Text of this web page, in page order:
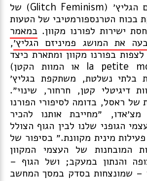
תיאוריית פמיניזם הגליץ׳ (Glitch Feminism) של
בכוח הטרנספורמטיבי של הטעות
ישירות לפורנו מקוון. במאמר
את המושג פמיניזם הגליץ׳,
בפורנו מקוון ומתארת כיצד
האורגזמה, (la petite mort או המוות הקטן)
בלתי נשלטת, משתקפת בגליץ׳
דיגיטלי קטן, חרחור, שינוי״.
של ראסל, בדומה לסיפורי הפורנו
״מחייבת אותנו להכיר
הגופני שלנו לבין הגוף הצולל
מינית מקוונת.״ בסיפור של
המובחנות של העצמי המקוון
והנתון במעקב; ושל הגוף –
– שמונצחות בסדק במסך המחשב